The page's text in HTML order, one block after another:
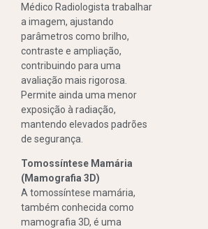
Médico Radiologista trabalhar
a imagem, ajustando
parâmetros como brilho,
contraste e ampliação,
contribuindo para uma
avaliação mais rigorosa.
Permite ainda uma menor
exposição à radiação,
mantendo elevados padrões
de segurança.
Tomossíntese Mamária
(Mamografia 3D)
A tomossíntese mamária,
também conhecida como
mamografia 3D, é uma